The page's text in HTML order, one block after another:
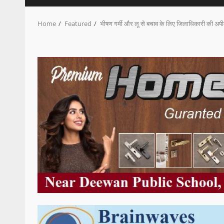
Home Featured भीषण गर्मी और लू से बचाव के लिए जिलाधिकारी की